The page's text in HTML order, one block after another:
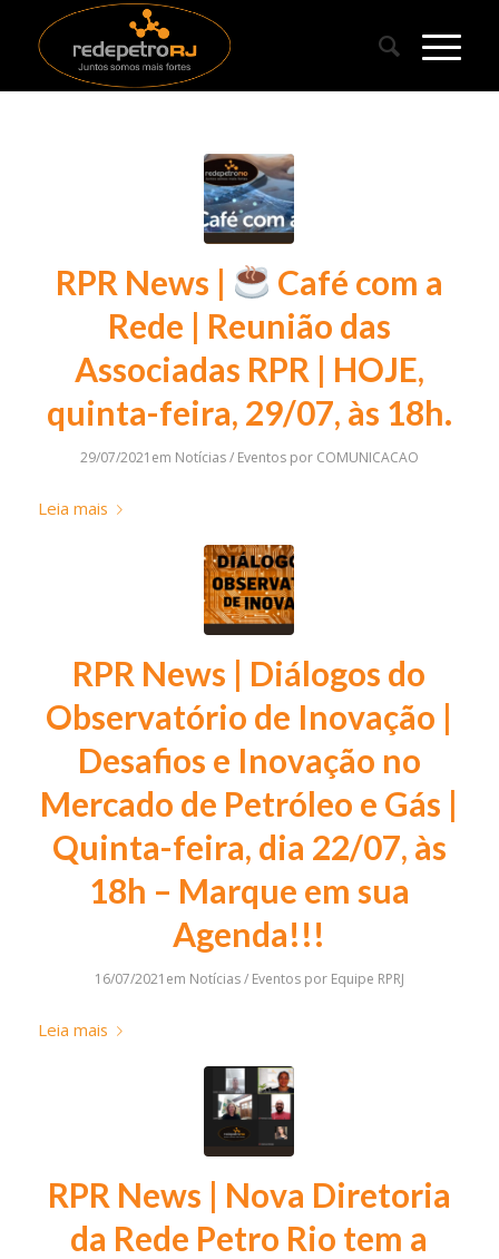
RPR News |
Café com a
Rede | Reunião das
Associadas RPR | HOJE,
quinta-feira, 29/07, às 18h.
29/07/2021 em Notícias / Eventos por COMUNICACAO
Leia mais
RPR News | Diálogos do
Observatório de Inovação |
Desafios e Inovação no
Mercado de Petróleo e Gás |
Quinta-feira, dia 22/07, às
18h – Marque em sua
Agenda!!!
16/07/2021 em Notícias / Eventos por Equipe RPRJ
Leia mais
RPR News | Nova Diretoria
da Rede Petro Rio tem a